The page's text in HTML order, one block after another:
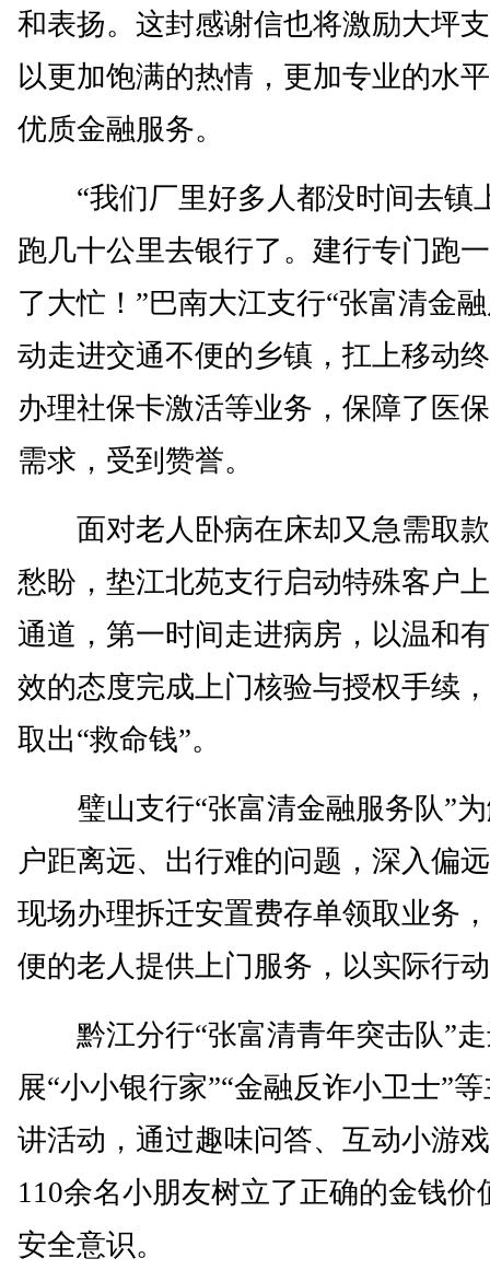
和表扬。这封感谢信也将激励大坪
以更加饱满的热情，更加专业的水
优质金融服务。
“我们厂里好多人都没时间去镇
跑几十公里去银行了。建行专门跑
了大忙！”巴南大江支行“张富清金
动走进交通不便的乡镇，扛上移动
办理社保卡激活等业务，保障了医
需求，受到赞誉。
面对老人卧病在床却又急需取款
愁盼，垫江北苑支行启动特殊客户
通道，第一时间走进病房，以温和
效的态度完成上门核验与授权手续
取出“救命钱”。
璧山支行“张富清金融服务队”为
户距离远、出行难的问题，深入偏
现场办理拆迁安置费存单领取业务
便的老人提供上门服务，以实际行
黔江分行“张富清青年突击队”走
展“小小银行家”“金融反诈小卫士”
讲活动，通过趣味问答、互动小游
110余名小朋友树立了正确的金钱价
安全意识。